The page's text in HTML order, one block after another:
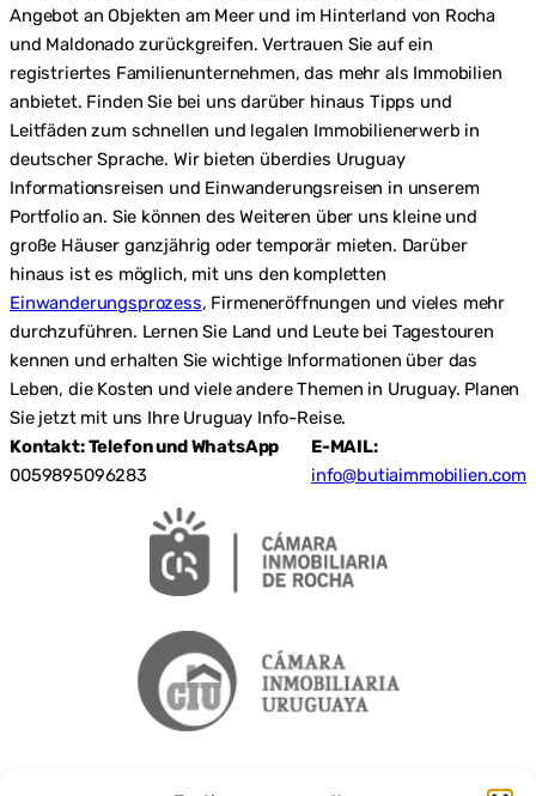
Angebot an Objekten am Meer und im Hinterland von Rocha
und Maldonado zurückgreifen. Vertrauen Sie auf ein
registriertes Familienunternehmen, das mehr als Immobilien
anbietet. Finden Sie bei uns darüber hinaus Tipps und
Leitfäden zum schnellen und legalen Immobilienerwerb in
deutscher Sprache. Wir bieten überdies Uruguay
Informationsreisen und Einwanderungsreisen in unserem
Portfolio an. Sie können des Weiteren über uns kleine und
große Häuser ganzjährig oder temporär mieten. Darüber
hinaus ist es möglich, mit uns den kompletten
Einwanderungsprozess, Firmeneröffnungen und vieles mehr
durchzuführen. Lernen Sie Land und Leute bei Tagestouren
kennen und erhalten Sie wichtige Informationen über das
Leben, die Kosten und viele andere Themen in Uruguay. Planen
Sie jetzt mit uns Ihre Uruguay Info-Reise.
Kontakt: Telefon und WhatsApp
0059895096283
E-MAIL:
info@butiaimmobilien.com